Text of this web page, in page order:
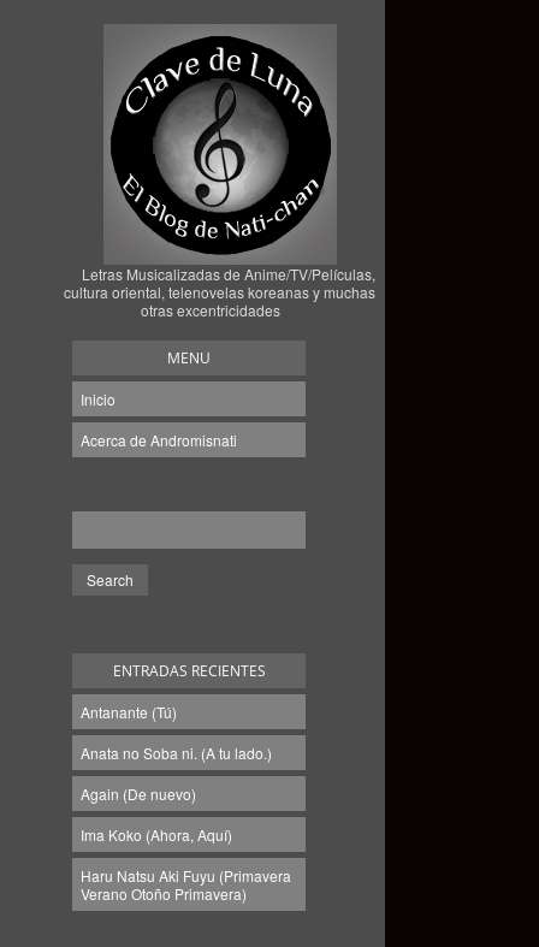
Letras Musicalizadas de Anime/TV/Películas,
cultura oriental, telenovelas koreanas y muchas
otras excentricidades
MENU
Inicio
Acerca de Andromisnati
ENTRADAS RECIENTES
Antanante (Tú)
Anata no Soba ni. (A tu lado.)
Again (De nuevo)
Ima Koko (Ahora, Aquí)
Haru Natsu Aki Fuyu (Primavera
Verano Otoño Primavera)